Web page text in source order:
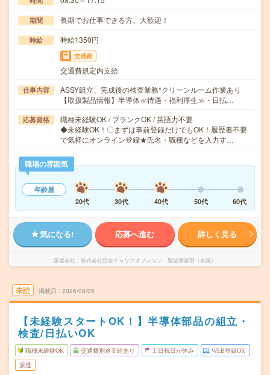
期間 長期でお仕事できる方、大歓迎！
時給 時給1350円
交通費
交通費規定内支給
仕事内容
ASSY組立、完成後の検査業務*クリーンルーム作業あり
【取扱製品情報】半導体≪待遇・福利厚生≫・日払…
応募資格
職種未経験OK / ブランクOK / 英語力不要
◆未経験OK！〇まずは事前登録だけでもOK！履歴書不要
で気軽にオンライン登録★氏名・職種などを入力す…
職場の雰囲気
年齢層
20代
30代 40代 50代 60代
気になる! 応募へ進む 詳しく見る
派遣会社 株式会社綜合キャリアオプション 製造事業部（全国）
未読 掲載日 2026/08/05
【未経験スタートOK！】半導体部品の組立・
検査/日払いOK
職種未経験OK 交通費別途支給あり 土日祝日が休み WEB登録OK
派遣